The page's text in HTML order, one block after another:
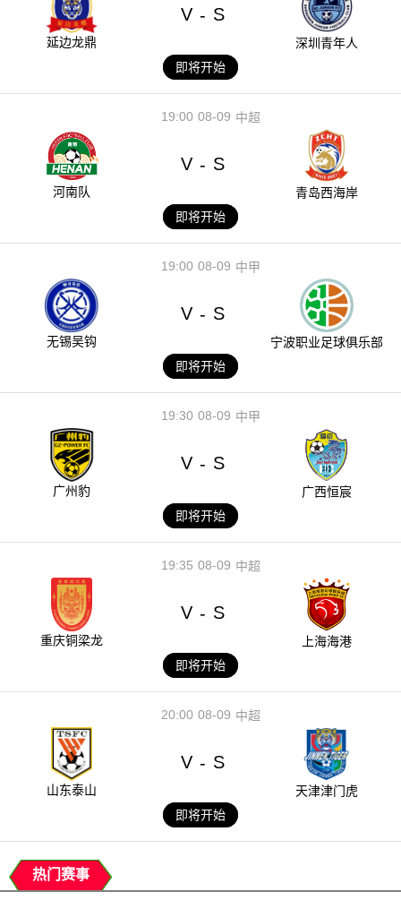
延边龙鼎
V - S
深圳青年人
即将开始
08-09
19:00 中超
河南队
V - S
青岛西海岸
即将开始
08-09
19:00 中甲
无锡吴钩
V - S
宁波职业足球俱乐部
即将开始
08-09
19:30 中甲
广州豹
V - S
广西恒宸
即将开始
08-09
19:35 中超
重庆铜梁龙
V - S
上海海港
即将开始
08-09
20:00 中超
山东泰山
V - S
天津津门虎
即将开始
热门赛事